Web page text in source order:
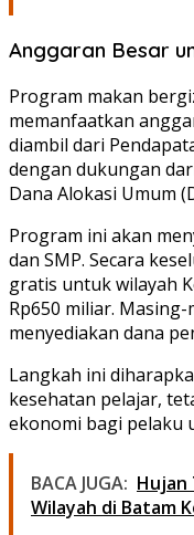
Anggaran Besar
Program makan
memanfaatkan
diambil dari
dengan dukungan
Dana Alokasi Umum
Program ini akan
dan SMP. Secara
gratis untuk wilayah
Rp650 miliar.
menyediakan dana
Langkah ini
kesehatan pelajar,
ekonomi bagi pelaku
BACA JUGA: Hujan
Wilayah di Batam